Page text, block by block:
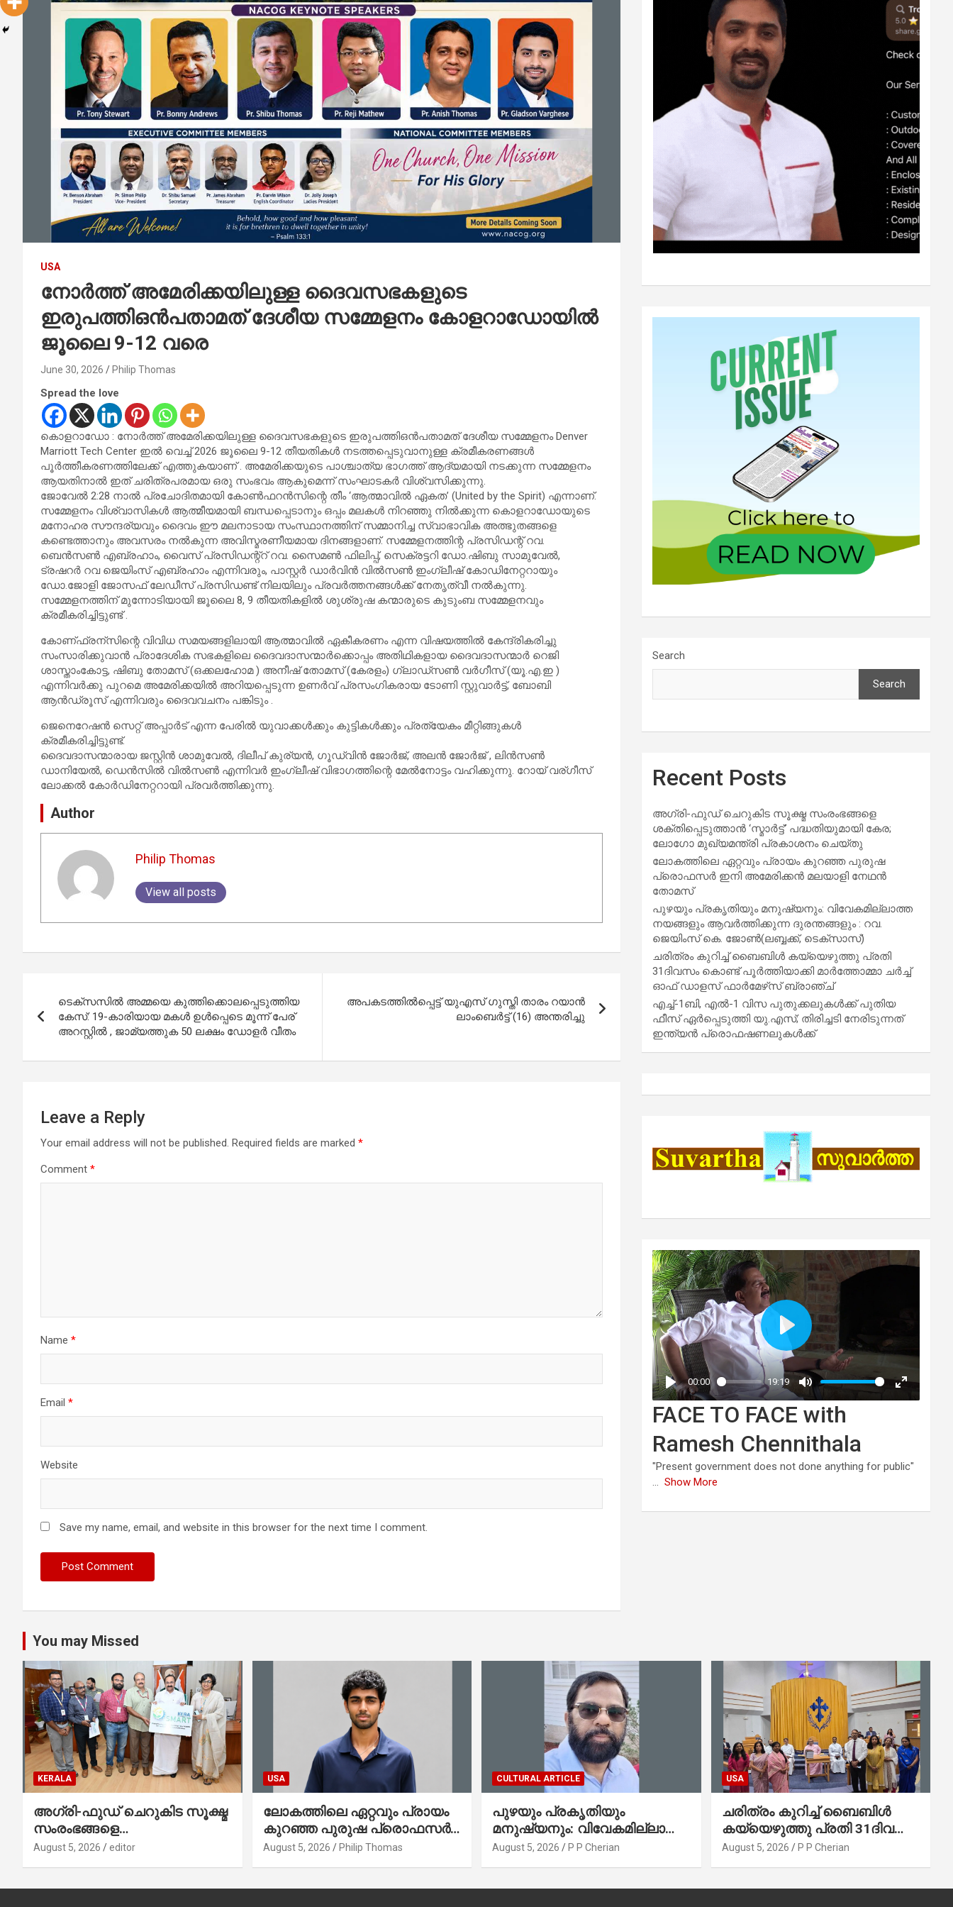
USA
നോർത്ത് അമേരിക്കയിലുള്ള ദൈവസഭകളുടെ
ഇരുപത്തിഒൻപതാമത് ദേശീയ സമ്മേളനം കോളറാഡോയിൽ
ജൂലൈ 9-12 വരെ
June 30, 2026 Philip Thomas
Spread the love
കൊളറാഡോ : നോർത്ത് അമേരിക്കയിലുള്ള ദൈവസഭകളുടെ ഇരുപത്തിഒൻപതാമത് ദേശീയ സമ്മേളനം Denver
Marriott Tech Center ഇൽ വെച്ച് 2026 ജൂലൈ 9-12 തീയതികൾ നടത്തപ്പെടുവാനുള്ള ക്രമീകരണങ്ങൾ
പൂർത്തീകരണത്തിലേക്ക് എത്തുകയാണ് . അമേരിക്കയുടെ പാശ്ചാത്യ ഭാഗത്ത് ആദ്യമായി നടക്കുന്ന സമ്മേളനം
ആയതിനാൽ ഇത് ചരിത്രപരമായ ഒരു സംഭവം ആകുമെന്ന് സംഘാടകർ വിശ്വസിക്കുന്നു.
ജോവേൽ 2:28 നാൽ പ്രചോദിതമായി കോൺഫറൻസിന്റെ തീം ‘ആത്മാവിൽ ഏകത’ (United by the Spirit) എന്നാണ്.
സമ്മേളനം വിശ്വാസികൾ ആത്മീയമായി ബന്ധപ്പെടാനും ഒപ്പം മലകൾ നിറഞ്ഞു നിൽക്കുന്ന കൊളറാഡോയുടെ
മനോഹര സൗന്ദര്യവും ദൈവം ഈ മലനാടായ സംസ്ഥാനത്തിന് സമ്മാനിച്ച സ്വാഭാവിക അത്ഭുതങ്ങളെ
കണ്ടെത്താനും അവസരം നൽകുന്ന അവിസ്മരണീയമായ ദിനങ്ങളാണ്. സമ്മേളനത്തിന്റ പ്രസിഡന്റ് റവ.
ബെൻസൺ എബ്രഹാം, വൈസ് പ്രസിഡന്റ്റ് റവ. സൈമൺ ഫിലിപ്പ്, സെക്രട്ടറി ഡോ.ഷിബു സാമുവേൽ,
ട്രഷറർ റവ ജെയിംസ് എബ്രഹാം എന്നിവരും, പാസ്റ്റർ ഡാർവിൻ വിൽസൺ ഇംഗ്ലീഷ് കോഡിനേറ്ററായും
ഡോ.ജോളി ജോസഫ് ലേഡീസ് പ്രസിഡണ്ട് നിലയിലും പ്രവർത്തനങ്ങൾക്ക് നേതൃത്വീ നൽകുന്നു.
സമ്മേളനത്തിന് മുന്നോടിയായി ജൂലൈ 8, 9 തീയതികളിൽ ശുശ്രുഷ കന്മാരുടെ കുടുംബ സമ്മേളനവും
ക്രമീകരിച്ചിട്ടുണ്ട് .
കോണ്ഫ്രന്സിന്റെ വിവിധ സമയങ്ങളിലായി ആത്മാവിൽ ഏകീകരണം എന്ന വിഷയത്തിൽ കേന്ദ്രികരിച്ചു
സംസാരിക്കുവാൻ പ്രാദേശിക സഭകളിലെ ദൈവദാസന്മാർക്കൊപ്പം അതിഥികളായ ദൈവദാസന്മാർ റെജി
ശാസ്താംകോട്ട, ഷിബു തോമസ് (ഒക്കലഹോമ ) അനീഷ് തോമസ് (കേരളം) ഗ്ലാഡ്സൺ വർഗീസ് (യൂ.എ.ഇ )
എന്നിവർക്കു പുറമെ അമേരിക്കയിൽ അറിയപ്പെടുന്ന ഉണർവ് പ്രസംഗികരായ ടോണി സ്റ്റുവാർട്ട്, ബോബി
ആൻഡ്രൂസ് എന്നിവരും ദൈവവചനം പങ്കിടും .
ജെനെറേഷൻ സെറ്റ് അപ്പാർട് എന്ന പേരിൽ യുവാക്കൾക്കും കുട്ടികൾക്കും പ്രത്യേകം മീറ്റിങ്ങുകൾ
ക്രമീകരിച്ചിട്ടുണ്ട്.
ദൈവദാസന്മാരായ ജസ്റ്റിൻ ശാമുവേൽ, ദിലീപ് കുര്യൻ, ഗൂഡ്വിൻ ജോർജ്, അലൻ ജോർജ് , ലിൻസൺ
ഡാനിയേൽ, ഡെൻസിൽ വിൽസൺ എന്നിവർ ഇംഗ്ലീഷ് വിഭാഗത്തിന്റെ മേൽനോട്ടം വഹിക്കുന്നു. റോയ് വര്ഗീസ്
ലോക്കൽ കോർഡിനേറ്ററായി പ്രവർത്തിക്കുന്നു.
Author
Philip Thomas
View all posts
navigation
ടെക്സസിൽ അമ്മയെ കുത്തിക്കൊലപ്പെടുത്തിയ
കേസ്: 19-കാരിയായ മകൾ ഉൾപ്പെടെ മൂന്ന് പേര്
അറസ്റ്റിൽ , ജാമ്യത്തുക 50 ലക്ഷം ഡോളർ വീതം
അപകടത്തിൽപ്പെട്ട് യുഎസ് ഗുസ്തി താരം റയാൻ
ലാംബെർട്ട് (16) അന്തരിച്ചു
Leave a Reply
Your email address will not be published. Required fields are marked *
Comment *
Name *
Email *
Website
Save my name, email, and website in this browser for the next time I comment.
Search
Search
Recent Posts
അഗ്രി-ഫുഡ് ചെറുകിട സൂക്ഷ്മ സംരംഭങ്ങളെ
ശക്തിപ്പെടുത്താന്‍ ‘സ്മാര്‍ട്ട്’ പദ്ധതിയുമായി കേര;
ലോഗോ മുഖ്യമന്ത്രി പ്രകാശനം ചെയ്തു
ലോകത്തിലെ ഏറ്റവും പ്രായം കുറഞ്ഞ പുരുഷ
പ്രൊഫസർ ഇനി അമേരിക്കൻ മലയാളി നേഥൻ
തോമസ്
പുഴയും പ്രകൃതിയും മനുഷ്യനും: വിവേകമില്ലാത്ത
നയങ്ങളും ആവർത്തിക്കുന്ന ദുരന്തങ്ങളും : റവ.
ജെയിംസ് കെ. ജോൺ(ലബ്ബക്ക്, ടെക്സാസ്)
ചരിത്രം കുറിച്ച് ബൈബിൾ കയ്യെഴുത്തു പ്രതി
31ദിവസം കൊണ്ട് പൂർത്തിയാക്കി മാർത്തോമ്മാ ചർച്ച്
ഓഫ് ഡാളസ് ഫാർമേഴ്‌സ് ബ്രാഞ്ച്
എച്ച്-1ബി, എൽ-1 വിസ പുതുക്കലുകൾക്ക് പുതിയ
ഫീസ് ഏർപ്പെടുത്തി യു.എസ്; തിരിച്ചടി നേരിടുന്നത്
ഇന്ത്യൻ പ്രൊഫഷണലുകൾക്ക്
FACE TO FACE with
Ramesh Chennithala
"Present government does not done anything for public"
... Show More
You may Missed
KERALA
അഗ്രി-ഫുഡ് ചെറുകിട സൂക്ഷ്മ
സംരംഭങ്ങളെ
ശക്തിപ്പെടുത്താന്‍ ‘സ്മാര്‍ട്ട്’
August 5, 2026 editor
USA
ലോകത്തിലെ ഏറ്റവും പ്രായം
കുറഞ്ഞ പുരുഷ പ്രൊഫസർ
ഇനി അമേരിക്കൻ മലയാളി
August 5, 2026 Philip Thomas
CULTURAL ARTICLE
പുഴയും പ്രകൃതിയും
മനുഷ്യനും: വിവേകമില്ലാത്ത
നയങ്ങളും ആവർത്തിക്കുന്ന
August 5, 2026 P P Cherian
USA
ചരിത്രം കുറിച്ച് ബൈബിൾ
കയ്യെഴുത്തു പ്രതി 31ദിവസം
കൊണ്ട് പൂർത്തിയാക്കി
August 5, 2026 P P Cherian